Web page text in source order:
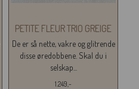
PETITE FLEUR TRIO GREIGE
De er så nette, vakre og glitrende
disse øredobbene. Skal du i
selskap...
1.249,-